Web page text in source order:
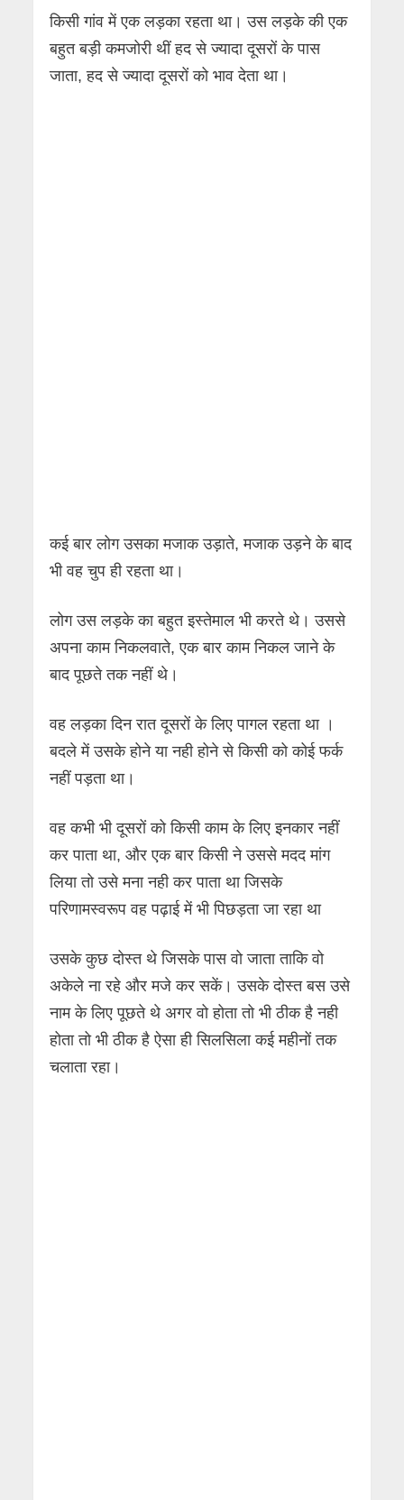
किसी गांव में एक लड़का रहता था। उस लड़के की एक
बहुत बड़ी कमजोरी थीं हद से ज्यादा दूसरों के पास
जाता, हद से ज्यादा दूसरों को भाव देता था।
कई बार लोग उसका मजाक उड़ाते, मजाक उड़ने के बाद
भी वह चुप ही रहता था।
लोग उस लड़के का बहुत इस्तेमाल भी करते थे। उससे
अपना काम निकलवाते, एक बार काम निकल जाने के
बाद पूछते तक नहीं थे।
वह लड़का दिन रात दूसरों के लिए पागल रहता था ।
बदले में उसके होने या नही होने से किसी को कोई फर्क
नहीं पड़ता था।
वह कभी भी दूसरों को किसी काम के लिए इनकार नहीं
कर पाता था, और एक बार किसी ने उससे मदद मांग
लिया तो उसे मना नही कर पाता था जिसके
परिणामस्वरूप वह पढ़ाई में भी पिछड़ता जा रहा था
उसके कुछ दोस्त थे जिसके पास वो जाता ताकि वो
अकेले ना रहे और मजे कर सकें। उसके दोस्त बस उसे
नाम के लिए पूछते थे अगर वो होता तो भी ठीक है नही
होता तो भी ठीक है ऐसा ही सिलसिला कई महीनों तक
चलाता रहा।